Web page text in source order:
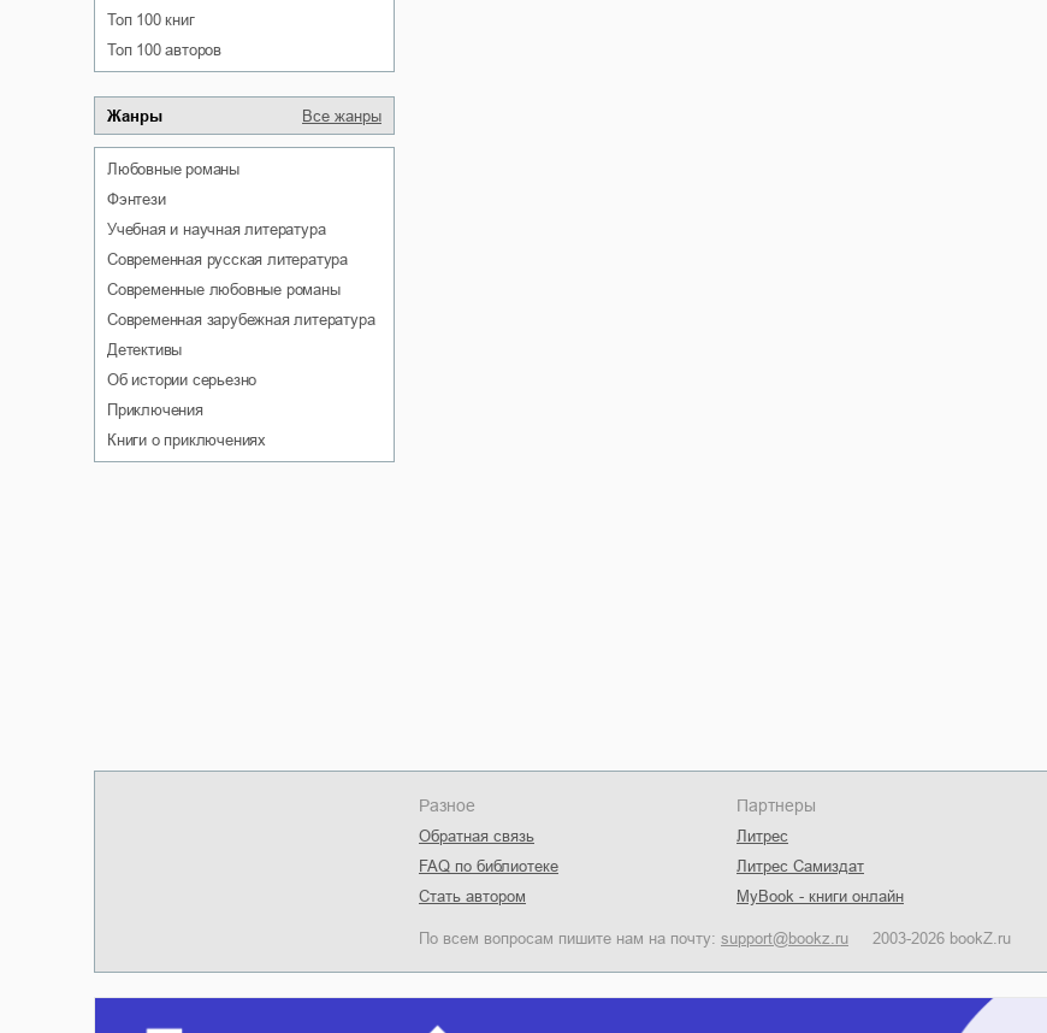
Топ 100 книг
Топ 100 авторов
Жанры Все жанры
любовные романы
фэнтези
учебная и научная литература
современная русская литература
современные любовные романы
современная зарубежная литература
детективы
об истории серьезно
приключения
книги о приключениях
Разное
Обратная связь
FAQ по библиотеке
Стать автором
Партнеры
Литрес
Литрес Самиздат
MyBook - книги онлайн
По всем вопросам пишите нам на почту: support@bookz.ru 2003-2026 bookZ.ru